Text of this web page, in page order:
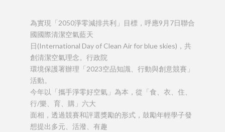
為實現「2050淨零減排共利」目標，呼應9月7日聯合
國國際清潔空氣藍天
日(International Day of Clean Air for blue skies)，共
創清潔空氣理念。行政院
環境保護署辦理「2023空品知識、行動與創意競賽」
活動。
今年以「攜手淨零好空氣」為本，從「食、衣、住、
行/樂、育、購」六大
面相，透過競賽和評選獎勵的形式，鼓勵年輕學子發
想提出多元、活潑、有趣